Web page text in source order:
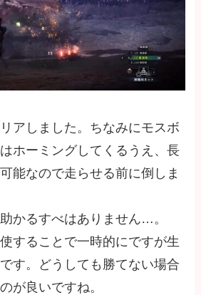
アしました。ちなみにモスボ
ホーミングしてくるうえ、長
能なので走らせる前に倒しま
かるすべはありません…。
することで一時的にですが生
す。どうしても勝てない場合
が良いですね。